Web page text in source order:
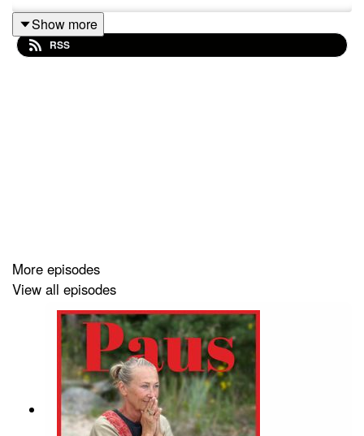
Denna meditation hjälper dig att slappna av, släppa
Show more
RSS
More episodes
View all episodes